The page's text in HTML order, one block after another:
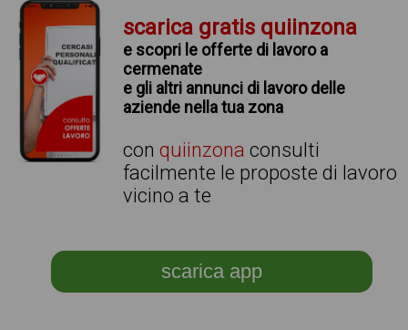
scarica gratis quiinzona
e scopri le offerte di lavoro a
cermenate
e gli altri annunci di lavoro delle
aziende nella tua zona
conquiinzona consulti
facilmente le proposte di lavoro
vicino a te
scarica app